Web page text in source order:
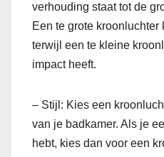
verhouding staat tot de
Een te grote
terwijl een te kleine
impact heeft.
– Stijl: Kies een
van je badkamer. Als je
hebt, kies dan voor een